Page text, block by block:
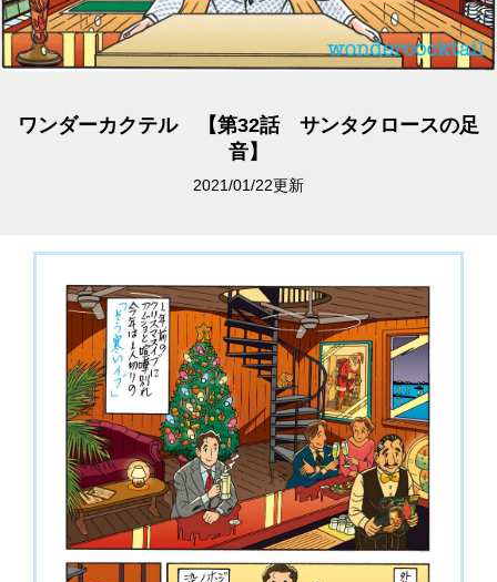
ワンダーカクテル 【第32話 サンタクロースの足
音】
2021/01/22更新